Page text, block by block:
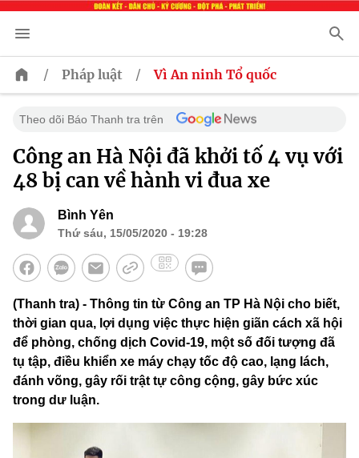
/ Pháp luật / Vì An ninh Tổ quốc
Theo dõi Báo Thanh tra trên
Công an Hà Nội đã khởi tố 4 vụ với
48 bị can về hành vi đua xe
Bình Yên
Thứ sáu, 15/05/2020 - 19:28
(Thanh tra) - Thông tin từ Công an TP Hà Nội cho biết,
thời gian qua, lợi dụng việc thực hiện giãn cách xã hội
để phòng, chống dịch Covid-19, một số đối tượng đã
tụ tập, điều khiển xe máy chạy tốc độ cao, lạng lách,
đánh võng, gây rối trật tự công cộng, gây bức xúc
trong dư luận.